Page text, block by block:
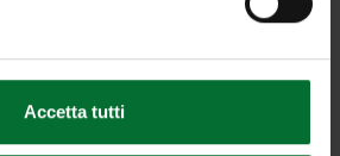
Accetta tutti